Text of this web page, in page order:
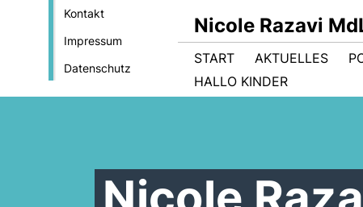
Kontakt
Impressum
Datenschutz
Nicole Razavi
START AKTUELLES
HALLO KINDER